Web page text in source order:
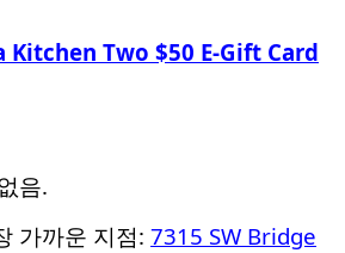
Kitchen Two $50 E-Gift Card
음.
가까운 지점: 7315 SW Bridge